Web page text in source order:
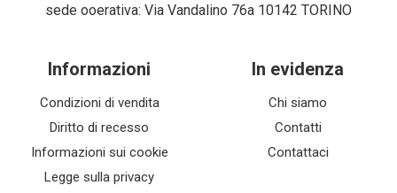
sede ooerativa: Via Vandalino 76a 10142 TORINO
Informazioni
Condizioni di vendita
Diritto di recesso
Informazioni sui cookie
Legge sulla privacy
In evidenza
Chi siamo
Contatti
Contattaci